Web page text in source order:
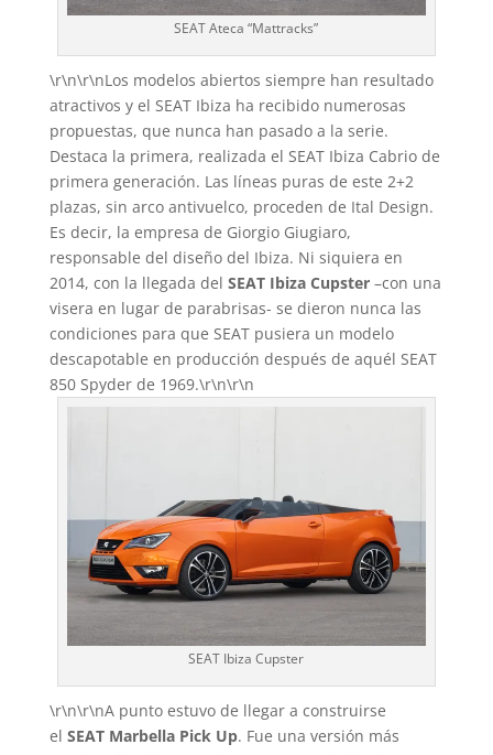
SEAT Ateca “Mattracks”
\r\n\r\nLos modelos abiertos siempre han resultado
atractivos y el SEAT Ibiza ha recibido numerosas
propuestas, que nunca han pasado a la serie.
Destaca la primera, realizada el SEAT Ibiza Cabrio de
primera generación. Las líneas puras de este 2+2
plazas, sin arco antivuelco, proceden de Ital Design.
Es decir, la empresa de Giorgio Giugiaro,
responsable del diseño del Ibiza. Ni siquiera en
2014, con la llegada del SEAT Ibiza Cupster–con una
visera en lugar de parabrisas- se dieron nunca las
condiciones para que SEAT pusiera un modelo
descapotable en producción después de aquél SEAT
850 Spyder de 1969.\r\n\r\n
SEAT Ibiza Cupster
\r\n\r\nA punto estuvo de llegar a construirse
el SEAT Marbella Pick Up. Fue una versión más